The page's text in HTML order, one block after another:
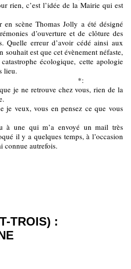
rien, c’est l’idée de la Mairie qui est
en scène Thomas Jolly a été désigné
d’ouverture et de clôture des
Quelle erreur d’avoir cédé ainsi aux
souhait est que cet évènement néfaste,
écologique, cette apologie
lieu.
je ne retrouve chez vous, rien de la
je veux, vous en pensez ce que vous
à une qui m’a envoyé un mail très
il y a quelques temps, à l’occasion
connue autrefois.
TROIS) :